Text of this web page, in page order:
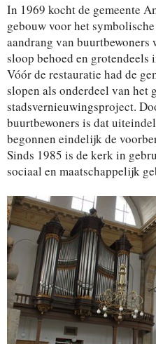
In 1969 kocht de gemeente
gebouw voor het
aandrang van
sloop behoed en grotendeels
Vóór de restauratie had de
slopen als onderdeel van het
stadsvernieuwingsproject.
buurtbewoners is dat
begonnen eindelijk de
Sinds 1985 is de kerk in
sociaal en maatschappelijk